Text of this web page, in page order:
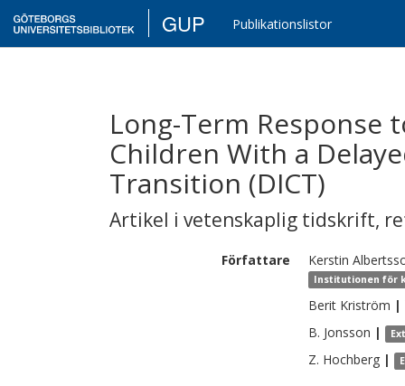
GUP Publikationslistor
Long-Term Response
Children With a
Transition (DICT)
Artikel i vetenskaplig tidskrift,
Författare Kerstin
Institutionen för
Berit Kriström |
B. Jonsson |
Z. Hochberg |